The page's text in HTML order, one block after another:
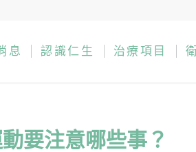
息 認識仁生 治療項目
要注意哪些事？